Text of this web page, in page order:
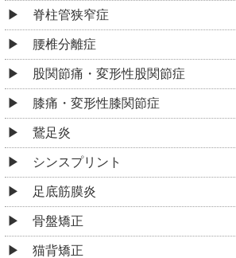
脊柱管狭窄症
腰椎分離症
股関節痛・変形性股関節症
膝痛・変形性膝関節症
鵞足炎
シンスプリント
足底筋膜炎
骨盤矯正
猫背矯正